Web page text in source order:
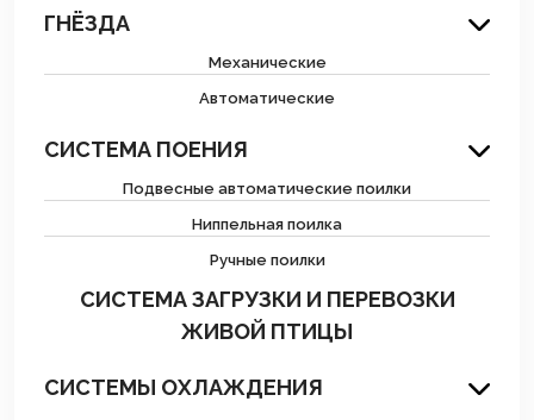
ГНЁЗДА
Механические
Автоматические
СИСТЕМА ПОЕНИЯ
Подвесные автоматические поилки
Ниппельная поилка
Ручные поилки
СИСТЕМА ЗАГРУЗКИ И ПЕРЕВОЗКИ
ЖИВОЙ ПТИЦЫ
СИСТЕМЫ ОХЛАЖДЕНИЯ